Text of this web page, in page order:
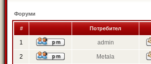
Форуми
# Потребител
1 admin
2 Metala